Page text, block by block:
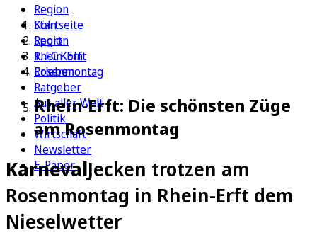
Region
Köln
Sport
1. FC Köln
Erleben
Ratgeber
Aus aller Welt
Politik
Wirtschaft
Newsletter
E-Paper
Startseite
Region
Rhein-Erft
Rosenmontag
Rhein-Erft: Die schönsten Züge
am Rosenmontag
KarnevalJecken trotzen am
Rosenmontag in Rhein-Erft dem
Nieselwetter